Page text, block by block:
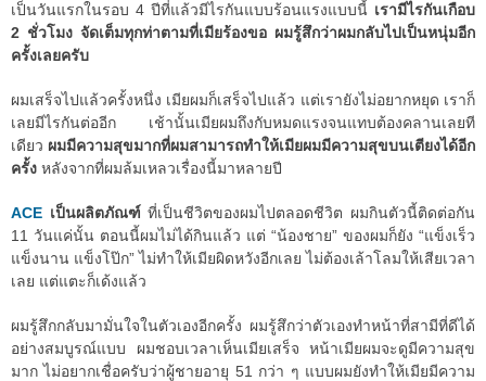
เป็นวันแรกในรอบ 4 ปีที่แล้วมีไรกันแบบร้อนแรงแบบนี้ เรามีไรกันเกือบ
2 ชั่วโมง จัดเต็มทุกท่าตามที่เมียร้องขอ ผมรู้สึกว่าผมกลับไปเป็นหนุ่มอีก
ครั้งเลยครับ
ผมเสร็จไปแล้วครั้งหนึ่ง เมียผมก็เสร็จไปแล้ว แต่เรายังไม่อยากหยุด เราก็
เลยมีไรกันต่ออีก เช้านั้นเมียผมถึงกับหมดแรงจนแทบต้องคลานเลยที
เดียว ผมมีความสุขมากที่ผมสามารถทำให้เมียผมมีความสุขบนเตียงได้อีก
ครั้ง หลังจากที่ผมล้มเหลวเรื่องนี้มาหลายปี
ACE เป็นผลิตภัณฑ์ที่เป็นชีวิตของผมไปตลอดชีวิต ผมกินตัวนี้ติดต่อกัน
11 วันแค่นั้น ตอนนี้ผมไม่ได้กินแล้ว แต่ “น้องชาย” ของผมก็ยัง “แข็งเร็ว
แข็งนาน แข็งโป๊ก” ไม่ทำให้เมียผิดหวังอีกเลย ไม่ต้องเล้าโลมให้เสียเวลา
เลย แต่แตะก็เด้งแล้ว
ผมรู้สึกกลับมามั่นใจในตัวเองอีกครั้ง ผมรู้สึกว่าตัวเองทำหน้าที่สามีที่ดีได้
อย่างสมบูรณ์แบบ ผมชอบเวลาเห็นเมียเสร็จ หน้าเมียผมจะดูมีความสุข
มาก ไม่อยากเชื่อครับว่าผู้ชายอายุ 51 กว่า ๆ แบบผมยังทำให้เมียมีความ